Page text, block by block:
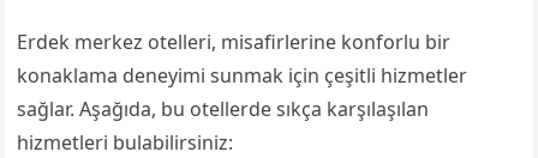
Erdek merkez otelleri, misafirlerine konforlu bir
konaklama deneyimi sunmak için çeşitli hizmetler
sağlar. Aşağıda, bu otellerde sıkça karşılaşılan
hizmetleri bulabilirsiniz: